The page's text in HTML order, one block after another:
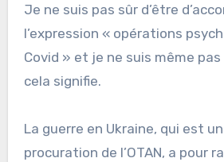
Je ne suis pas sûr d’être
l’expression « opérations
Covid » et je ne suis même pas
cela signifie.
La guerre en Ukraine, qui est
procuration de l’OTAN, a pour